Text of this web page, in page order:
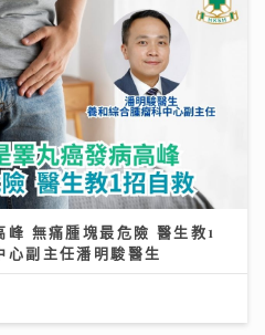
無痛腫塊最危險 醫生教1
心副主任潘明駿醫生